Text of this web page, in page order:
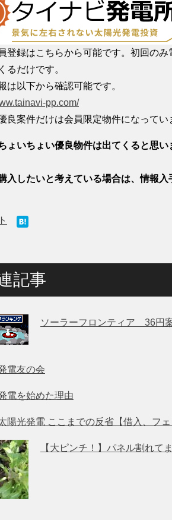
登録はこちらから可能です。初回の
るだけです。
は以下から確認可能です。
pp.com/
良案件だけは会員限定物件になってい
ょいちょい優良物件は出てくると思
入したいと考えている場合は、情報
記事
ソーラーフロンティア 36円
電友の会
電を始めた理由
陽光発電 ここまでの反省【借入、フェ
【大ピンチ！】パネル割れて